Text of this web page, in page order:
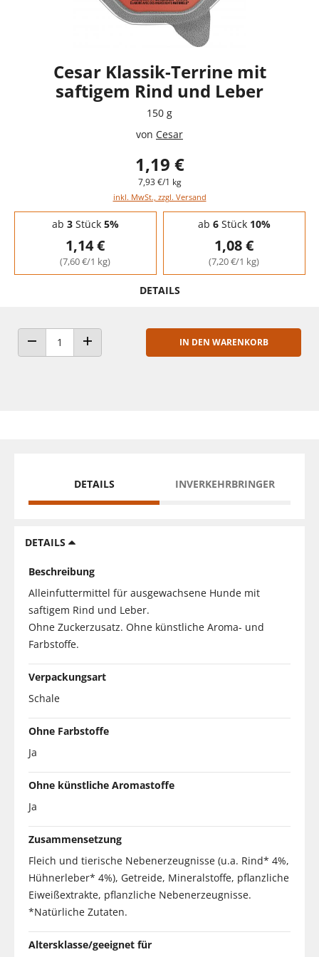
Cesar Klassik-Terrine mit
saftigem Rind und Leber
150 g
von Cesar
1,19 €
7,93 €/1 kg
inkl. MwSt., zzgl. Versand
Staffelpreise - Mengenrabatt
ab 3Stück 5%
1,14 €
(7,60 €/1 kg)
ab 6Stück 10%
1,08 €
(7,20 €/1 kg)
DETAILS
ANZAHL VERRINGERNANZAHL ERHÖHEN
IN DEN WARENKORB
DETAILS INVERKEHRBRINGER
DETAILS
Beschreibung
Alleinfuttermittel für ausgewachsene Hunde mit
saftigem Rind und Leber.
Ohne Zuckerzusatz. Ohne künstliche Aroma- und
Farbstoffe.
Verpackungsart
Schale
Ohne Farbstoffe
Ja
Ohne künstliche Aromastoffe
Ja
Zusammensetzung
Fleich und tierische Nebenerzeugnisse (u.a. Rind* 4%,
Hühnerleber* 4%), Getreide, Mineralstoffe, pflanzliche
Eiweißextrakte, pflanzliche Nebenerzeugnisse.
*Natürliche Zutaten.
Altersklasse/geeignet für